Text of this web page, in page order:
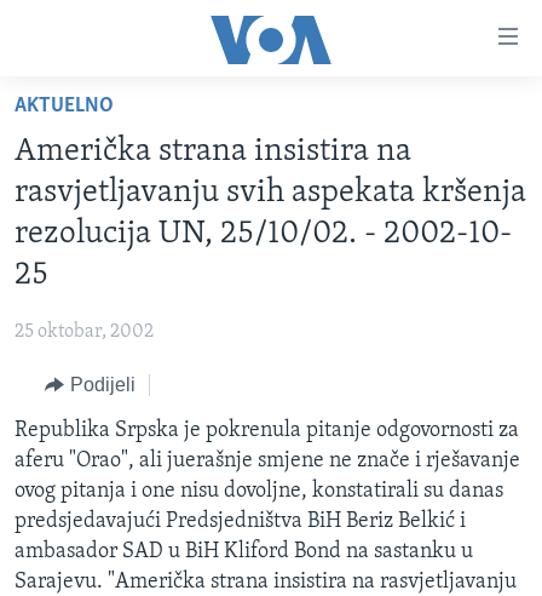
glavni
sadržaj
na
glavnu
navigaciju
na
TV PROGRAM
FOTOGRAFIJE DANA
VIJESTI
SVIJET
SPECIJALNI PROJEKTI
KORUPCIJA
SLOBODA MEDIJA
ŽENSKA STRANA
IZBJEGLIČKA STRANA
MAGAZIN
AKTUELNO
Američka strana insistira na
rasvjetljavanju svih aspekata kršenja
rezolucija UN, 25/10/02. - 2002-10-
25
25 oktobar, 2002
Podijeli
Republika Srpska je pokrenula pitanje odgovornosti za
aferu "Orao", ali juerašnje smjene ne znače i rješavanje
ovog pitanja i one nisu dovoljne, konstatirali su danas
predsjedavajući Predsjedništva BiH Beriz Belkić i
ambasador SAD u BiH Kliford Bond na sastanku u
Sarajevu. "Američka strana insistira na rasvjetljavanju